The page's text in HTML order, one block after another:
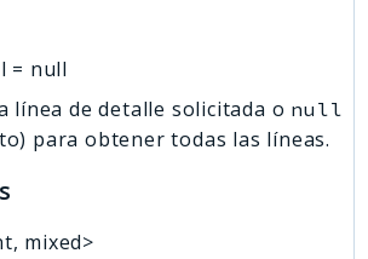
= null
línea de detalle solicitada o null
para obtener todas las líneas.
mixed>